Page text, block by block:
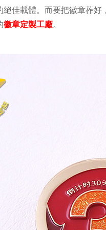
絕佳載體。而要把徽章莋
徽章定製工廠。